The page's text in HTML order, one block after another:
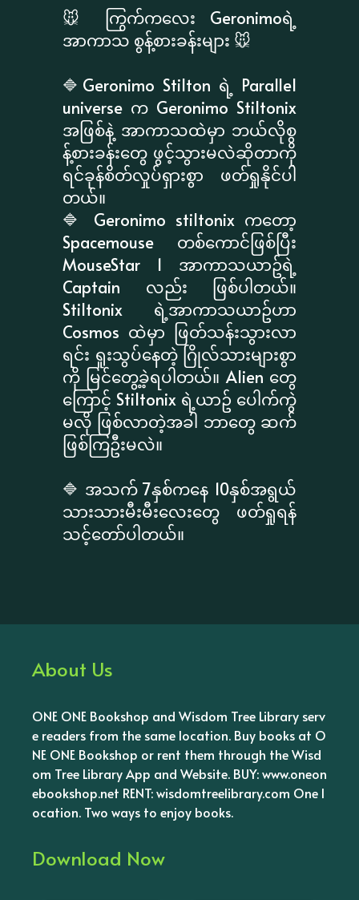
🐭 ကြွက်ကလေး Geronimoရဲ့
အာကာသ စွန့်စားခန်းများ 🐭
🔷Geronimo Stilton ရဲ့ Parallel
universe က Geronimo Stiltonix
အဖြစ်နဲ့ အာကာသထဲမှာ ဘယ်လိုစွ
န့်စားခန်းတွေ ဖွင့်သွားမလဲဆိုတာကို
ရင်ခုန်စိတ်လှုပ်ရှားစွာ ဖတ်ရှုနိုင်ပါ
တယ်။
🔷 Geronimo stiltonix ကတော့
Spacemouse တစ်ကောင်ဖြစ်ပြီး
MouseStar 1 အာကာသယာဥ်ရဲ့
Captain လည်း ဖြစ်ပါတယ်။
Stiltonix ရဲ့အာကာသယာဥ်ဟာ
Cosmos ထဲမှာ ဖြတ်သန်းသွားလာ
ရင်း ရူးသွပ်နေတဲ့ ဂြိုလ်သားများစွာ
ကို မြင်တွေ့ခဲ့ရပါတယ်။ Alien တွေ
ကြောင့် Stiltonix ရဲ့ယာဥ် ပေါက်ကွဲ
မလို ဖြစ်လာတဲ့အခါ ဘာတွေ ဆက်
ဖြစ်ကြဦးမလဲ။
🔷 အသက် 7နှစ်ကနေ 10နှစ်အရွယ်
သားသားမီးမီးလေးတွေ ဖတ်ရှုရန်
သင့်တော်ပါတယ်။
About Us
ONE ONE Bookshop and Wisdom Tree Library serv
e readers from the same location. Buy books at O
NE ONE Bookshop or rent them through the Wisd
om Tree Library App and Website. BUY: www.oneon
ebookshop.net RENT: wisdomtreelibrary.com One l
ocation. Two ways to enjoy books.
Download Now